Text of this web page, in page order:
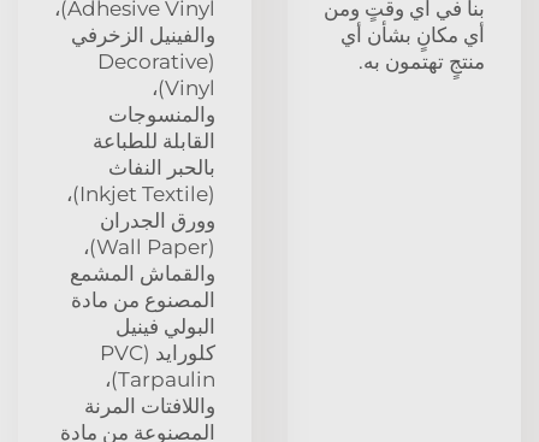
بنا في أي وقتٍ ومن
أي مكانٍ بشأن أي
منتجٍ تهتمون به.
Adhesive Vinyl)،
والفينيل الزخرفي
(Decorative
Vinyl)،
والمنسوجات
القابلة للطباعة
بالحبر النفاث
(Inkjet Textile)،
وورق الجدران
(Wall Paper)،
والقماش المشمع
المصنوع من مادة
البولي فينيل
كلورايد (PVC
Tarpaulin)،
واللافتات المرنة
المصنوعة من مادة